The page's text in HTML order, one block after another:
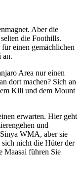
Aber die
die Foothills.
einen gemächlichen
an.
Area nur einen
dort machen? Sich an
Kili und dem Mount
erwarten. Hier geht
und
WMA, aber sie
sich nicht die Hüter der
Maasai führen Sie